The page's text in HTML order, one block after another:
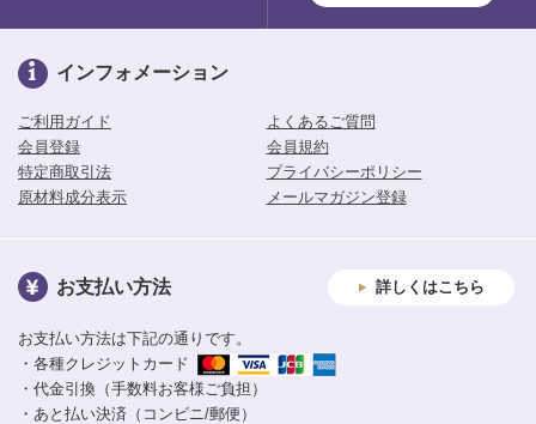
インフォメーション
ご利用ガイド
よくあるご質問
会員登録
会員規約
特定商取引法
プライバシーポリシー
原材料成分表示
メールマガジン登録
お支払い方法 詳しくはこちら
お支払い方法は下記の通りです。
・各種クレジットカード
・代金引換（手数料お客様ご負担）
・あと払い決済（コンビニ/郵便）